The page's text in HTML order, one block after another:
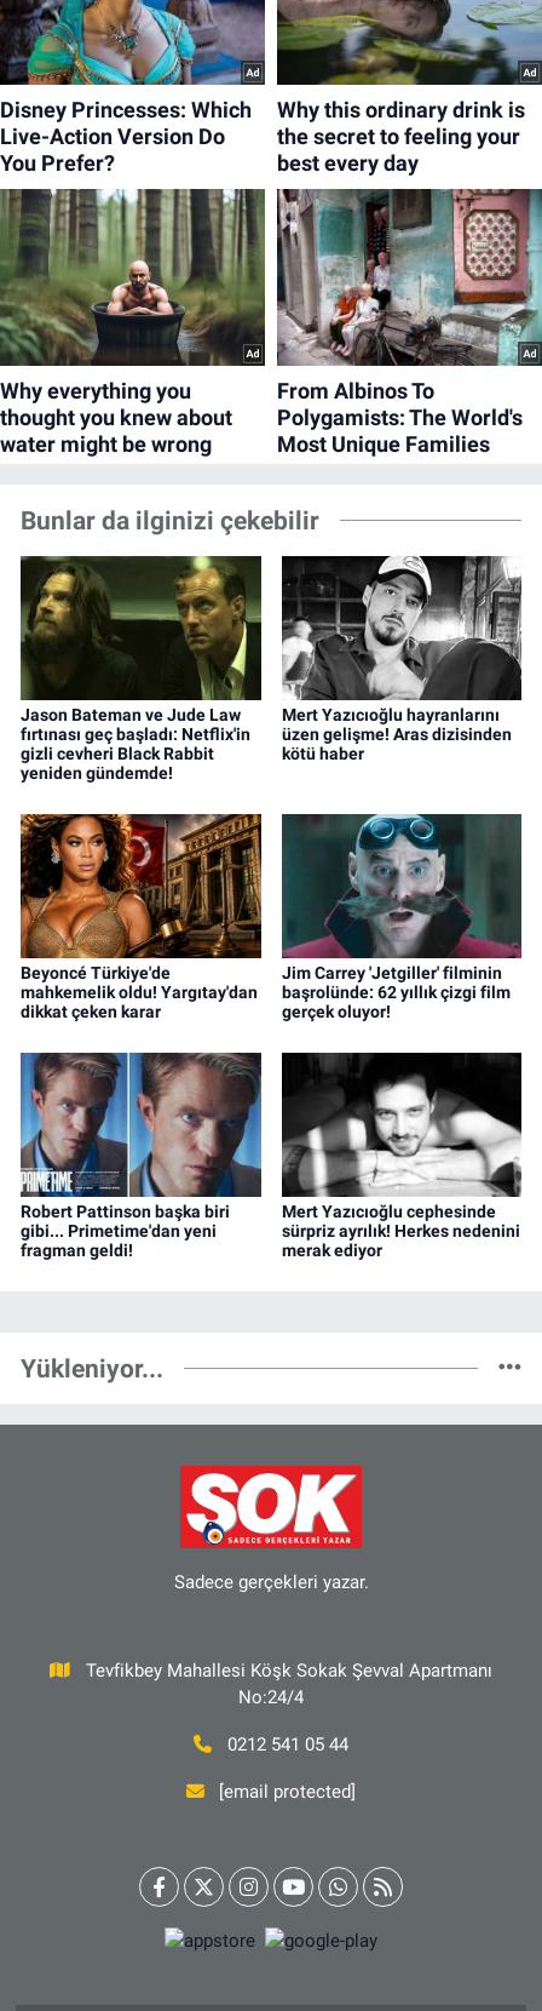
Bunlar da ilginizi çekebilir
Jason Bateman ve Jude Law
fırtınası geç başladı: Netflix'in
gizli cevheri Black Rabbit
yeniden gündemde!
Mert Yazıcıoğlu hayranlarını
üzen gelişme! Aras dizisinden
kötü haber
Beyoncé Türkiye'de
mahkemelik oldu! Yargıtay'dan
dikkat çeken karar
Jim Carrey 'Jetgiller' filminin
başrolünde: 62 yıllık çizgi film
gerçek oluyor!
Robert Pattinson başka biri
gibi... Primetime'dan yeni
fragman geldi!
Mert Yazıcıoğlu cephesinde
sürpriz ayrılık! Herkes nedenini
merak ediyor
Yükleniyor...
Sadece gerçekleri yazar.
Tevfikbey Mahallesi Köşk Sokak Şevval Apartmanı
No:24/4
0212 541 05 44
[email protected]